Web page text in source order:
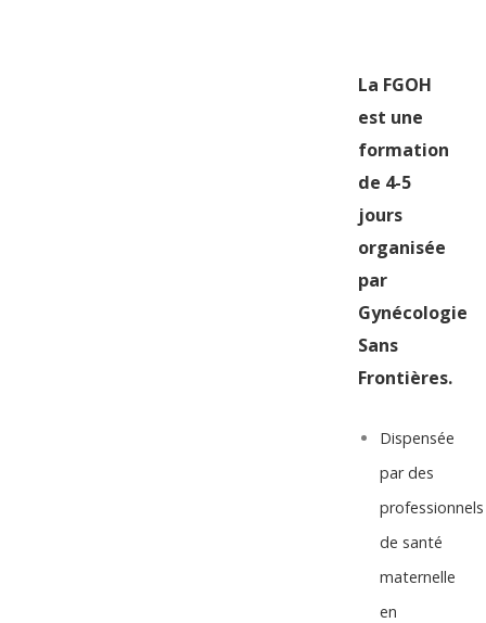
La FGOH
est une
formation
de 4-5
jours
organisée
par
Gynécologie
Sans
Frontières.
Dispensée
par des
professionnels
de santé
maternelle
en